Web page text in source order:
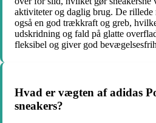
aktiviteter og daglig brug. De rillede
også en god trækkraft og greb,
udskridning og fald på glatte
fleksibel og giver god
Hvad er vægten af adidas
sneakers?